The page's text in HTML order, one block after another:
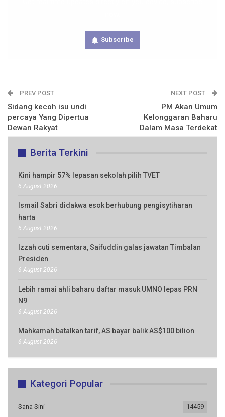
Subscribe
PREV POST
Sidang kecoh isu undi
percaya Yang Dipertua
Dewan Rakyat
NEXT POST
PM Akan Umum
Kelonggaran Baharu
Dalam Masa Terdekat
Berita Terkini
Kini hampir 57% lepasan sekolah pilih TVET
6 August 2026
Ismail Sabri didakwa esok berhubung pengisytiharan
harta
6 August 2026
Izzah cuti sementara, Saifuddin galas jawatan Timbalan
Presiden
6 August 2026
Lebih ramai ahli baharu daftar masuk UMNO lepas PRN
N9
6 August 2026
Mahkamah batalkan tarif, AS bayar balik AS$100 bilion
6 August 2026
Kategori Popular
Sana Sini 14459